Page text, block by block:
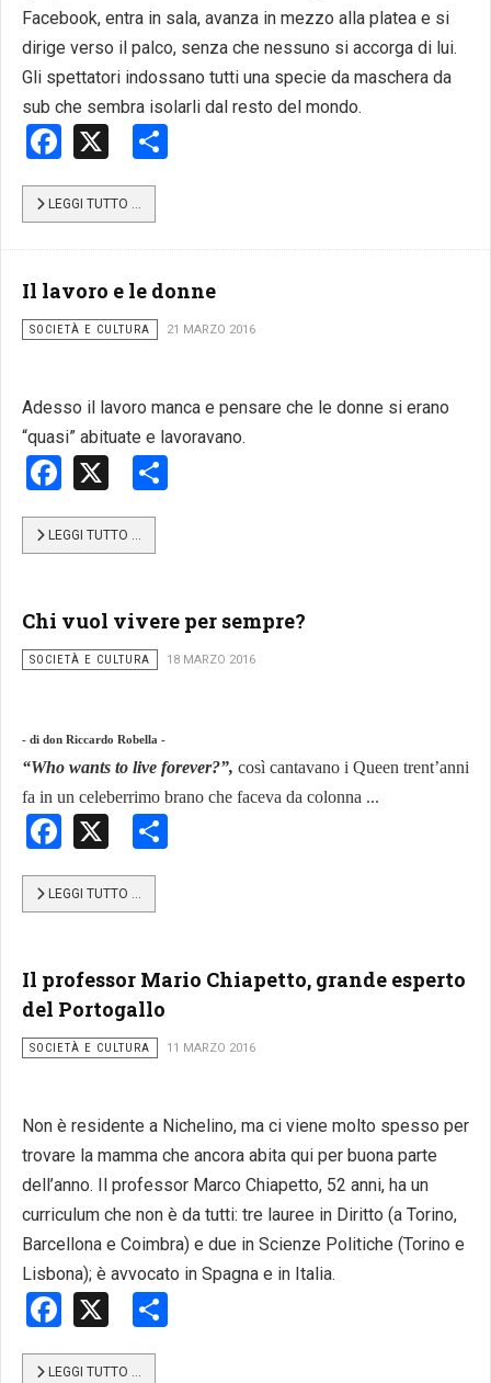
Facebook, entra in sala, avanza in mezzo alla platea e si
dirige verso il palco, senza che nessuno si accorga di lui.
Gli spettatori indossano tutti una specie da maschera da
sub che sembra isolarli dal resto del mondo.
Facebook
LEGGI TUTTO …
Il lavoro e le donne
SOCIETÀ E CULTURA 21 MARZO 2016
Adesso il lavoro manca e pensare che le donne si erano
“quasi” abituate e lavoravano.
Facebook
LEGGI TUTTO …
Chi vuol vivere per sempre?
SOCIETÀ E CULTURA 18 MARZO 2016
- di don Riccardo Robella -
“Who wants to live forever?”, così cantavano i Queen trent’anni
fa in un celeberrimo brano che faceva da colonna ...
Facebook
LEGGI TUTTO …
Il professor Mario Chiapetto, grande esperto
del Portogallo
SOCIETÀ E CULTURA 11 MARZO 2016
Non è residente a Nichelino, ma ci viene molto spesso per
trovare la mamma che ancora abita qui per buona parte
dell’anno. Il professor Marco Chiapetto, 52 anni, ha un
curriculum che non è da tutti: tre lauree in Diritto (a Torino,
Barcellona e Coimbra) e due in Scienze Politiche (Torino e
Lisbona); è avvocato in Spagna e in Italia.
Facebook
LEGGI TUTTO …